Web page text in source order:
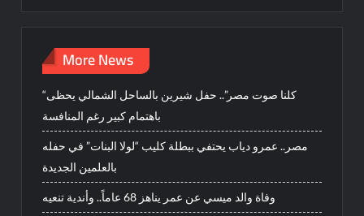
More News
“كلنا صوت مصر”.. حفل شيرين بالساحل الشمالي يحظى
باهتمام كبير رغم المنافسة
مصر.. عمرو دياب يحتفي ببطلة كليب “لولا البنات” في حفله
بالعلمين الجديدة
وفاة والد ميسي عن عمر يناهز 68 عاماً.. وأندية تنعيه